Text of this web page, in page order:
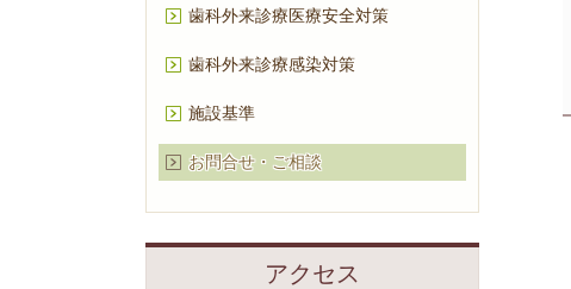
歯科外来診療医療安全対策
歯科外来診療感染対策
施設基準
お問合せ・ご相談
アクセス